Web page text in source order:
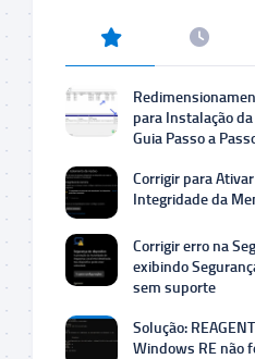
para Instalação
Guia Passo a
Corrigir para
Integridade da
Corrigir erro na
exibindo
sem suporte
Solução:
Windows RE não